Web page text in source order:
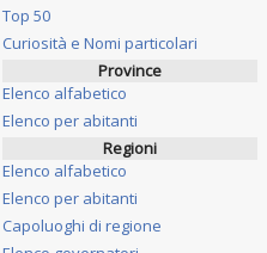
Top 50
Curiosità e Nomi particolari
Province
Elenco alfabetico
Elenco per abitanti
Regioni
Elenco alfabetico
Elenco per abitanti
Capoluoghi di regione